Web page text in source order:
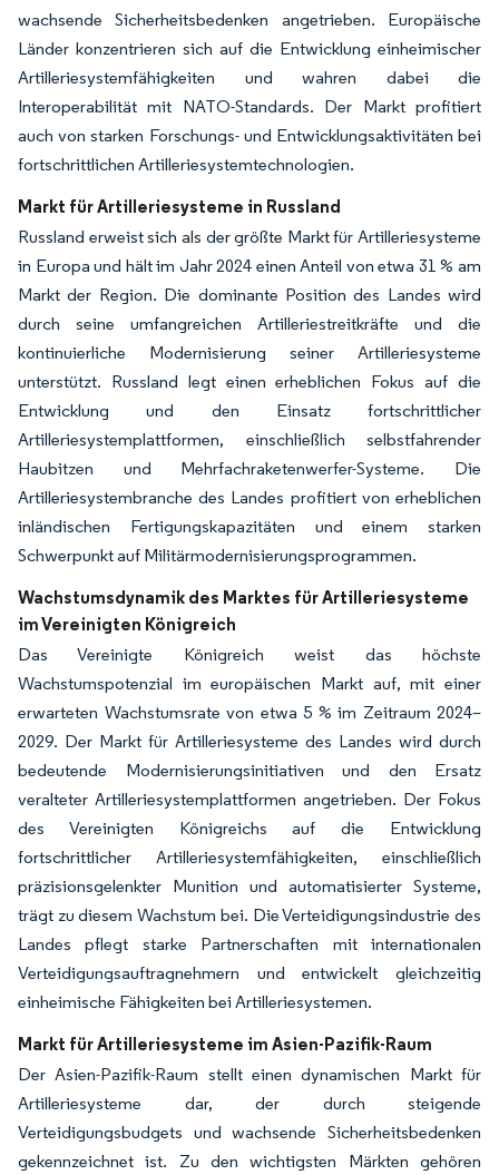
wachsende Sicherheitsbedenken angetrieben. Europäische
Länder konzentrieren sich auf die Entwicklung einheimischer
Artilleriesystemfähigkeiten und wahren dabei die
Interoperabilität mit NATO-Standards. Der Markt profitiert
auch von starken Forschungs- und Entwicklungsaktivitäten bei
fortschrittlichen Artilleriesystemtechnologien.
Markt für Artilleriesysteme in Russland
Russland erweist sich als der größte Markt für Artilleriesysteme
in Europa und hält im Jahr 2024 einen Anteil von etwa 31 % am
Markt der Region. Die dominante Position des Landes wird
durch seine umfangreichen Artilleriestreitkräfte und die
kontinuierliche Modernisierung seiner Artilleriesysteme
unterstützt. Russland legt einen erheblichen Fokus auf die
Entwicklung und den Einsatz fortschrittlicher
Artilleriesystemplattformen, einschließlich selbstfahrender
Haubitzen und Mehrfachraketenwerfer-Systeme. Die
Artilleriesystembranche des Landes profitiert von erheblichen
inländischen Fertigungskapazitäten und einem starken
Schwerpunkt auf Militärmodernisierungsprogrammen.
Wachstumsdynamik des Marktes für Artilleriesysteme
im Vereinigten Königreich
Das Vereinigte Königreich weist das höchste
Wachstumspotenzial im europäischen Markt auf, mit einer
erwarteten Wachstumsrate von etwa 5 % im Zeitraum 2024–
2029. Der Markt für Artilleriesysteme des Landes wird durch
bedeutende Modernisierungsinitiativen und den Ersatz
veralteter Artilleriesystemplattformen angetrieben. Der Fokus
des Vereinigten Königreichs auf die Entwicklung
fortschrittlicher Artilleriesystemfähigkeiten, einschließlich
präzisionsgelenkter Munition und automatisierter Systeme,
trägt zu diesem Wachstum bei. Die Verteidigungsindustrie des
Landes pflegt starke Partnerschaften mit internationalen
Verteidigungsauftragnehmern und entwickelt gleichzeitig
einheimische Fähigkeiten bei Artilleriesystemen.
Markt für Artilleriesysteme im Asien-Pazifik-Raum
Der Asien-Pazifik-Raum stellt einen dynamischen Markt für
Artilleriesysteme dar, der durch steigende
Verteidigungsbudgets und wachsende Sicherheitsbedenken
gekennzeichnet ist. Zu den wichtigsten Märkten gehören